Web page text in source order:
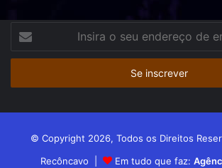
seu
de
© Copyright 2026, Todos os Direitos
Recôncavo |
Em tudo que faz: